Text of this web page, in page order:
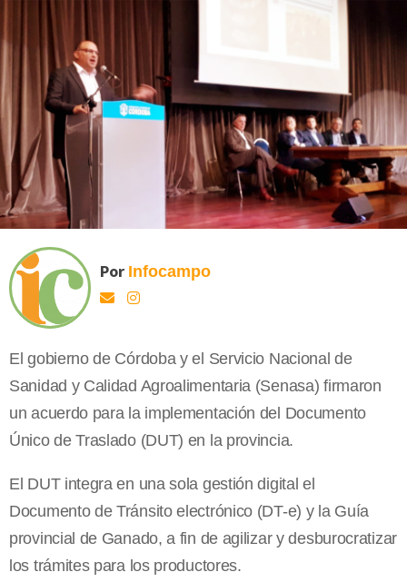
Por Infocampo
El gobierno de Córdoba y el Servicio Nacional de
Sanidad y Calidad Agroalimentaria (Senasa) firmaron
un acuerdo para la implementación del Documento
Único de Traslado (DUT) en la provincia.
El DUT integra en una sola gestión digital el
Documento de Tránsito electrónico (DT-e) y la Guía
provincial de Ganado, a fin de agilizar y desburocratizar
los trámites para los productores.